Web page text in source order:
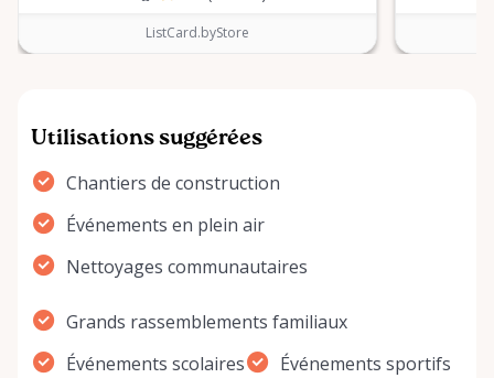
ListCard.byStore
Utilisations suggérées
Chantiers de construction
Événements en plein air
Nettoyages communautaires
Grands rassemblements familiaux
Événements scolaires
Événements sportifs